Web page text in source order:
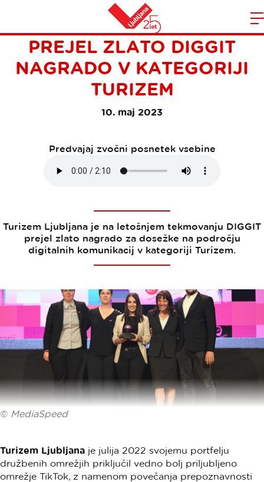
Domov
TURIZEM LJUBLJANA
PREJEL ZLATO DIGGIT
NAGRADO V KATEGORIJI
TURIZEM
10. maj 2023
Predvajaj zvočni posnetek vsebine
Turizem Ljubljana je na letošnjem tekmovanju DIGGIT
prejel zlato nagrado za dosežke na področju
digitalnih komunikacij v kategoriji Turizem.
© MediaSpeed
Turizem Ljubljana je julija 2022 svojemu portfelju
družbenih omrežjih priključil vedno bolj priljubljeno
omrežje TikTok, z namenom povečanja prepoznavnosti